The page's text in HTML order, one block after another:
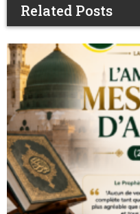
Related Posts